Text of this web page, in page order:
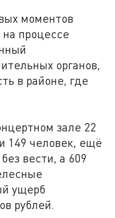
моментов
процессе
органов,
в районе, где
зале 22
149 человек, ещё
вести, а 609
ущерб
рублей.